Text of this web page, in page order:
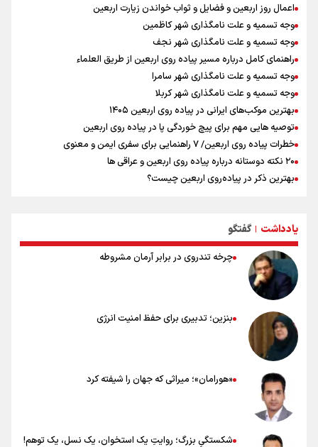
اعمال روز اربعین و فضایل و ثواب خواندن زیارت اربعین
وجه تسمیه و علت نامگذاری شهر کاظمین
وجه تسمیه و علت نامگذاری شهر نجف
راهنمای کامل درباره مسیر پیاده روی اربعین از طریق العلماء
وجه تسمیه و علت نامگذاری شهر سامرا
وجه تسمیه و علت نامگذاری شهر کربلا
بهترین موکب‌های ایرانی در پیاده روی اربعین ۱۴۰۵
توصیه هایی مهم برای پیچ خوردگی پا در پیاده روی اربعین
خطرات پیاده روی اربعین/ ۷ راهنمایی برای سفری ایمن و معنوی
۲۰ نکته دوستانه درباره پیاده روی اربعین و عراقی ها
بهترین ذکر در پیاده‌روی اربعین چیست؟
نکاتی مهم برای حفظ سلامت در پیاده روی اربعین
یادداشت | گفتگو
چرخه تندروی در برابر آرمان مشروطه
بنزین؛ تدبیری برای حفظ امنیت انرژی
«هورامان»؛ میراثی که جهان را شیفته کرد
شکستگیِ بزرگ؛ روایتِ یک استخوان، یک نسل، یک توهم!